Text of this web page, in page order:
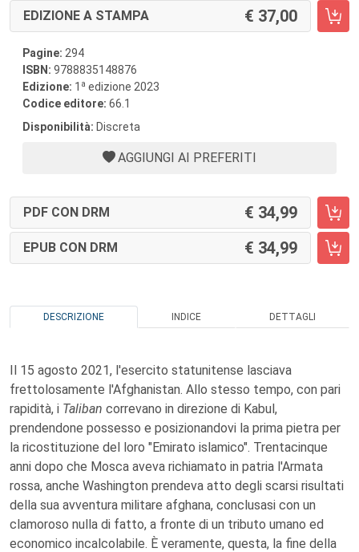
EDIZIONE A STAMPA 37,00
Pagine: 294
ISBN: 9788835148876
Edizione: 1 a edizione 2023
Codice editore: 66.1
Disponibilità: Discreta
AGGIUNGI AI PREFERITI
PDF CON DRM 34,99
EPUB CON DRM 34,99
DESCRIZIONE INDICE DETTAGLI
Il 15 agosto 2021, l'esercito statunitense lasciava
frettolosamente l'Afghanistan. Allo stesso tempo, con pari
rapidità, i Taliban correvano in direzione di Kabul,
prendendone possesso e posizionandovi la prima pietra per
la ricostituzione del loro "Emirato islamico". Trentacinque
anni dopo che Mosca aveva richiamato in patria l'Armata
rossa, anche Washington prendeva atto degli scarsi risultati
della sua avventura militare afghana, conclusasi con un
clamoroso nulla di fatto, a fronte di un tributo umano ed
economico incalcolabile. È veramente, questa, la fine della